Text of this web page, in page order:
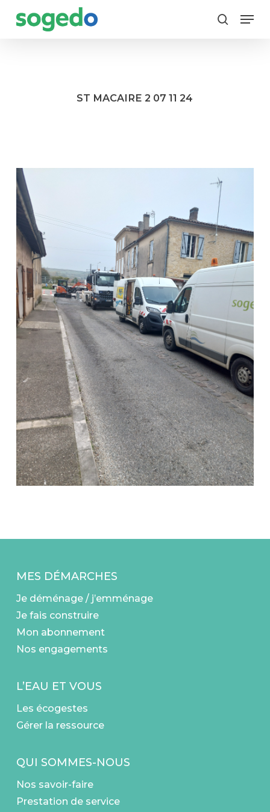
search
Menu
ST MACAIRE 2 07 11 24
MES DÉMARCHES
Je déménage / j’emménage
Je fais construire
Mon abonnement
Nos engagements
L’EAU ET VOUS
Les écogestes
Gérer la ressource
QUI SOMMES-NOUS
Nos savoir-faire
Prestation de service